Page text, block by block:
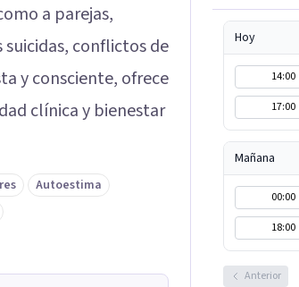
a parejas,
conflictos de
y consciente, ofrece
clínica y bienestar
Autoestima
Hoy
14:00
17:00
Mañana
00:00
18:00
Anterior